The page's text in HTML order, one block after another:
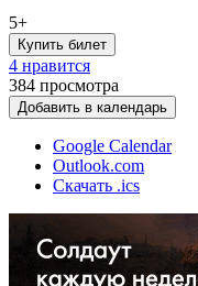
5+
Купить билет
4 нравится
384 просмотра
Добавить в календарь
Google Calendar
Outlook.com
Скачать .ics